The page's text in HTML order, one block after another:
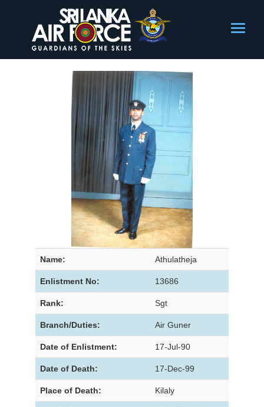
Name: Athulatheja
Enlistment No: 13686
Rank: Sgt
Branch/Duties: Air Guner
Date of Enlistment: 17-Jul-90
Date of Death: 17-Dec-99
Place of Death: Kilaly